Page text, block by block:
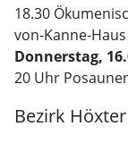
18.30
von-Kanne-Haus
Donnerstag,
20 Uhr
Bezirk Höxter